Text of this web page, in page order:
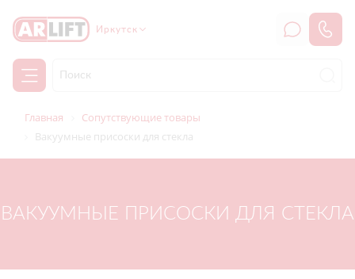
Иркутск
Главная
Сопутствующие товары
Вакуумные присоски для стекла
ВАКУУМНЫЕ ПРИСОСКИ ДЛЯ СТЕКЛА